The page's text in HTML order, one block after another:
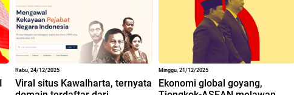
Rabu, 24/12/2025
Viral situs Kawalharta, ternyata
Minggu, 21/12/2025
Ekonomi global goyang,